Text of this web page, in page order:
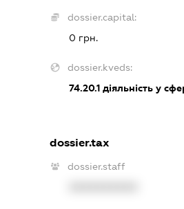
dossier.capital:
0 грн.
dossier.kveds:
74.20.1 діяльність у
dossier.tax
dossier.staff